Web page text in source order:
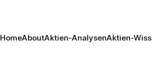
HomeAboutAktien-AnalysenAktien-